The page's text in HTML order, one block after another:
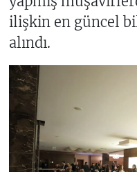
ilişkin en güncel
alındı.